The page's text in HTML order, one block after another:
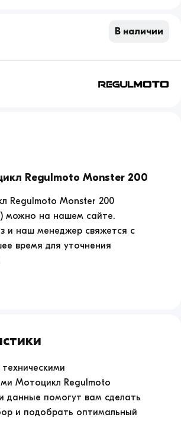
В наличии
Regulmoto Monster 200
Regulmoto Monster 200
можно на нашем сайте.
и наш менеджер свяжется с
время для уточнения
Мотоцикл Regulmoto
данные помогут вам сделать
и подобрать оптимальный